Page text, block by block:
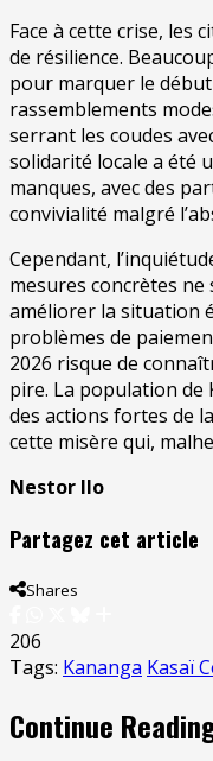
Face à cette crise, les
de résilience.
pour marquer le
rassemblements
serrant les coudes
solidarité locale a été
manques, avec des
convivialité malgré
Cependant,
mesures concrètes
améliorer la situation
problèmes de
2026 risque de
pire. La population de
des actions fortes de
cette misère qui,
Nestor Ilo
Partagez cet article
Shares
206
Tags: Kananga Kasaï
Continue